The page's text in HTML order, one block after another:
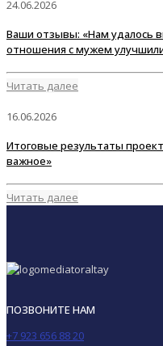
24.06.2026
Ваши отзывы: «Нам удалось
отношения с мужем
Читать далее
16.06.2026
Итоговые результаты
важное»
Читать далее
ПОЗВОНИТЕ НАМ
+7 923 656 88 20